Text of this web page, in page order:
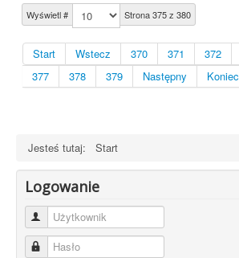
Wyświetl # Strona 375 z 380
Start Wstecz 370 371 372
377
378 379 Następny Koniec
Jesteś tutaj: Start
Logowanie
Użytkownik
Hasło